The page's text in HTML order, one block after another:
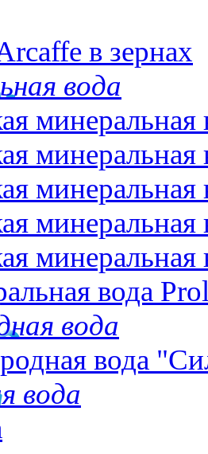
в зернах
вода
минеральная
минеральная
минеральная
минеральная
минеральная
вода
вода
вода
вода